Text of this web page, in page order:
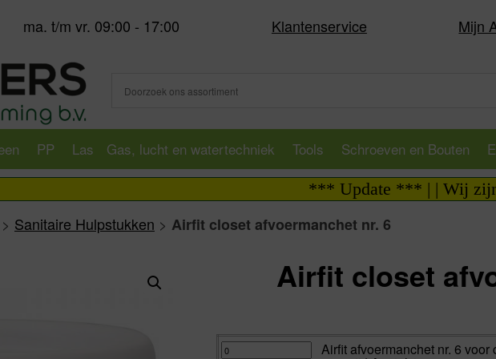
ma. t/m vr. 09:00 - 17:00 Klantenservice Mijn
PP Las Gas, lucht en watertechniek Tools Schroeven en Bouten
*** Update *** | | Wij zijn
> Sanitaire Hulpstukken > Airfit closet afvoermanchet nr. 6
Airfit closet
Airfit
afvoermanchet Airfit afvoermanchet nr. 6